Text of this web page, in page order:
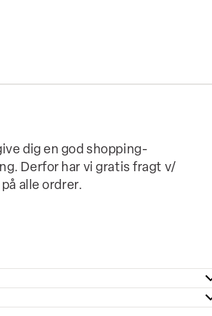
dig en god shopping-
Derfor har vi gratis fragt v/
alle ordrer.